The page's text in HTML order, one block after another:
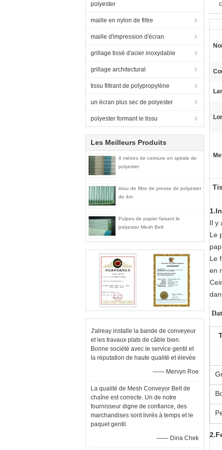
polyester
maille en nylon de filtre
maille d'impression d'écran
grillage tissé d'acier inoxydable
grillage architectural
tissu filtrant de polypropylène
un écran plus sec de polyester
polyester formant le tissu
Les Meilleurs Produits
4 mètres de ceinture en spirale de
polyester
tissu de filtre de presse de polyester
de 4m
Pulpes de papier faisant le
polyester Mesh Belt
J'alreay installe la bande de conveyeur
et les travaux plats de câble bien.
Bonne société avec le service gentil et
la réputation de haute qualité et élevée
—— Mervyn Roe
La qualité de Mesh Conveyor Belt de
chaîne est correcte. Un de notre
fournisseur digne de confiance, des
marchandises sont livrés à temps et le
paquet gentil.
—— Dina Chek
Il y
Le
Le
en